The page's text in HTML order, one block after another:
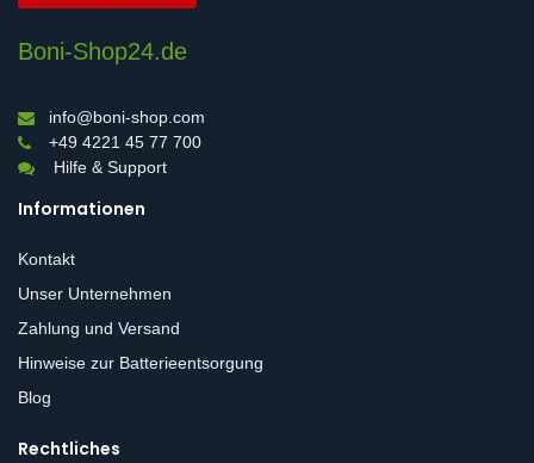
Boni-Shop24.de
info@boni-shop.com
+49 4221 45 77 700
Hilfe & Support
Informationen
Kontakt
Unser Unternehmen
Zahlung und Versand
Hinweise zur Batterieentsorgung
Blog
Rechtliches